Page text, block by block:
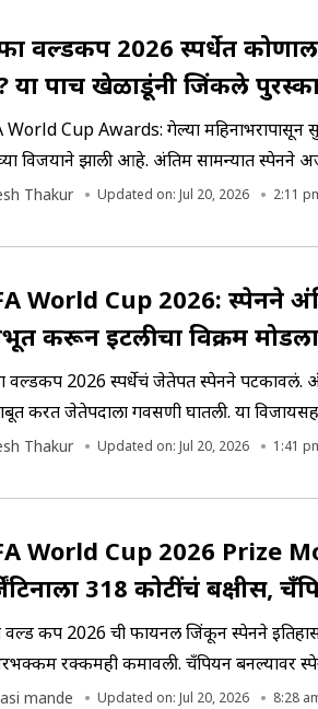
वर्ल्डकप 2026 स्पर्धेत
या पाच खेळाडूंनी जिंकले
World Cup Awards: गेल्या महिनाभरापासून
विजयाने झाली आहे. अंतिम सामन्यात स्पेनने
पाच मानाचे पुरस्कार कोणाला मिळाले
Thakur Updated on: Jul 20, 2026 2:11
World Cup 2026: स्पेनने
करून इटलीचा विक्रम मोडला
वर्ल्डकप 2026 स्पर्धेचं जेतेपत स्पेनने पटकावलं.
करत जेतेपदाला गवसणी घातली. या
घेऊयात रेकॉर्ड
Thakur Updated on: Jul 20, 2026 1:41
World Cup 2026 Prize
318 कोटींचं बक्षीस,
ऐकून डोळेच विस्फारतील
वर्ल्ड कप 2026 ची फायनल जिंकून स्पेनने इतिहास
रक्कमही कमावली. चँपियन बनल्यावर
अर्जेंटिनाही काही रिकाम्या हाताने परतला नाही. विजेत्या संघाला मिळालेली हे
mande Updated on: Jul 20, 2026 8:28